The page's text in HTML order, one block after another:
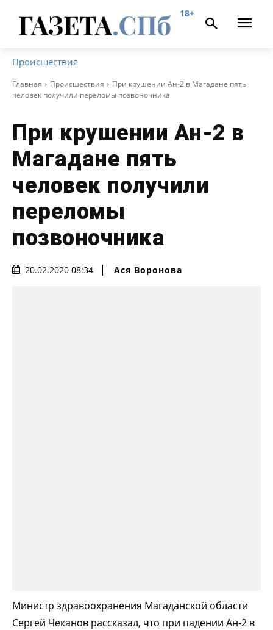
18+
Происшествия
Главная Происшествия
При крушении Ан-2 в Магадане пять
человек получили переломы позвоночника
При крушении Ан-2 в
Магадане пять
человек получили
переломы
позвоночника
20.02.2020 08:34 Ася Воронова
Министр здравоохранения Магаданской области
Сергей Чеканов рассказал, что при падении Ан-2 в